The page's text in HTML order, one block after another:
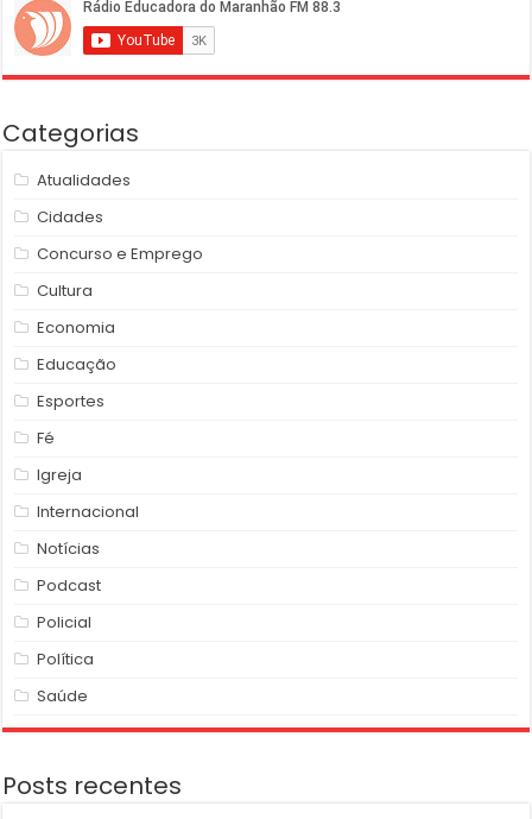
Categorias
Atualidades
Cidades
Concurso e Emprego
Cultura
Economia
Educação
Esportes
Fé
Igreja
Internacional
Notícias
Podcast
Policial
Política
Saúde
Posts recentes